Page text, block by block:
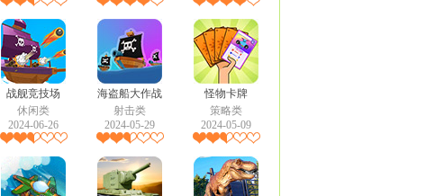
战舰竞技场
休闲类
2024-06-26
海盗船大作战
射击类
2024-05-29
怪物卡牌
策略类
2024-05-09